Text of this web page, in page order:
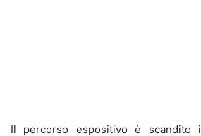
Il percorso espositivo è scandito